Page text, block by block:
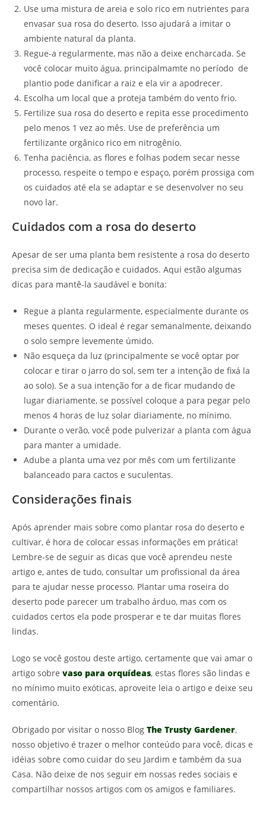
Use uma mistura de areia e solo rico em nutrientes para
envasar sua rosa do deserto. Isso ajudará a imitar o
ambiente natural da planta.
Regue-a regularmente, mas não a deixe encharcada. Se
você colocar muito água, principalmamte no período de
plantio pode danificar a raiz e ela vir a apodrecer.
Escolha um local que a proteja também do vento frio.
Fertilize sua rosa do deserto e repita esse procedimento
pelo menos 1 vez ao mês. Use de preferência um
fertilizante orgânico rico em nitrogênio.
Tenha paciência, as flores e folhas podem secar nesse
processo, respeite o tempo e espaço, porém prossiga com
os cuidados até ela se adaptar e se desenvolver no seu
novo lar.
Cuidados com a rosa do deserto
Apesar de ser uma planta bem resistente a rosa do deserto
precisa sim de dedicação e cuidados. Aqui estão algumas
dicas para mantê-la saudável e bonita:
Regue a planta regularmente, especialmente durante os
meses quentes. O ideal é regar semanalmente, deixando
o solo sempre levemente úmido.
Não esqueça da luz (principalmente se você optar por
colocar e tirar o jarro do sol, sem ter a intenção de fixá la
ao solo). Se a sua intenção for a de ficar mudando de
lugar diariamente, se possível coloque a para pegar pelo
menos 4 horas de luz solar diariamente, no mínimo.
Durante o verão, você pode pulverizar a planta com água
para manter a umidade.
Adube a planta uma vez por mês com um fertilizante
balanceado para cactos e suculentas.
Considerações finais
Após aprender mais sobre como plantar rosa do deserto e
cultivar, é hora de colocar essas informações em prática!
Lembre-se de seguir as dicas que você aprendeu neste
artigo e, antes de tudo, consultar um profissional da área
para te ajudar nesse processo. Plantar uma roseira do
deserto pode parecer um trabalho árduo, mas com os
cuidados certos ela pode prosperar e te dar muitas flores
lindas.
Logo se você gostou deste artigo, certamente que vai amar o
artigo sobre vaso para orquídeas, estas flores são lindas e
no mínimo muito exóticas, aproveite leia o artigo e deixe seu
comentário.
Obrigado por visitar o nosso Blog The Trusty Gardener,
nosso objetivo é trazer o melhor conteúdo para você, dicas e
idéias sobre como cuidar do seu Jardim e também da sua
Casa. Não deixe de nos seguir em nossas redes sociais e
compartilhar nossos artigos com os amigos e familiares.